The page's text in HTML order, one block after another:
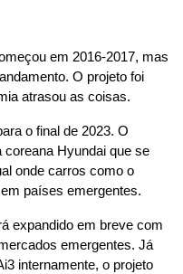
em 2016-2017, mas
O projeto foi
atrasou as coisas.
o final de 2023. O
Hyundai que se
onde carros como o
países emergentes.
expandido em breve com
emergentes. Já
internamente, o projeto